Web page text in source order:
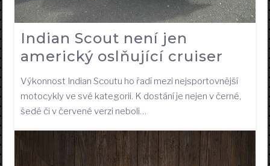
Indian Scout není jen
americký oslňující cruiser
Výkonnost Indian Scoutu ho řadí mezi nejsportovnější
motocykly ve své kategorii. K dostání je nejen v černé,
šedé či v červené verzi neboli…